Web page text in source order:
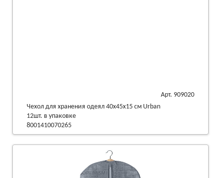
Арт. 909020
Чехол для хранения одеял 40х45х15 см Urban
12шт. в упаковке
8001410070265